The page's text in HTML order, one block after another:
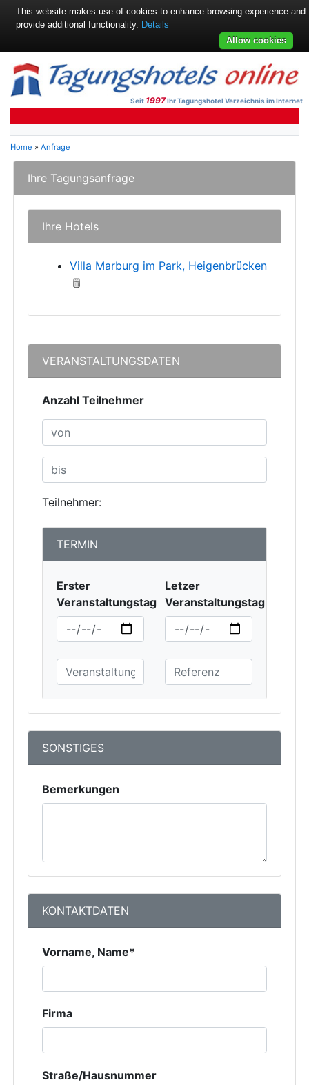
Seit 1997Ihr Tagungshotel Verzeichnis im Internet
Home » Anfrage
Ihre Tagungsanfrage
Ihre Hotels
Villa Marburg im Park, Heigenbrücken
VERANSTALTUNGSDATEN
Anzahl Teilnehmer
Teilnehmer:
TERMIN
Erster
Veranstaltungstag
Letzer
Veranstaltungstag
SONSTIGES
Bemerkungen
KONTAKTDATEN
Vorname, Name*
Firma
Straße/Hausnummer
This website makes use of cookies to enhance browsing experience and
provide additional functionality. Details
Allow cookies